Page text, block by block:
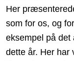
Her
som for os, og
eksempel på
dette år. Her